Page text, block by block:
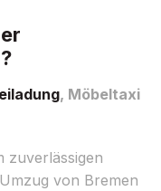
, Möbeltaxi
zuverlässigen
von Bremen